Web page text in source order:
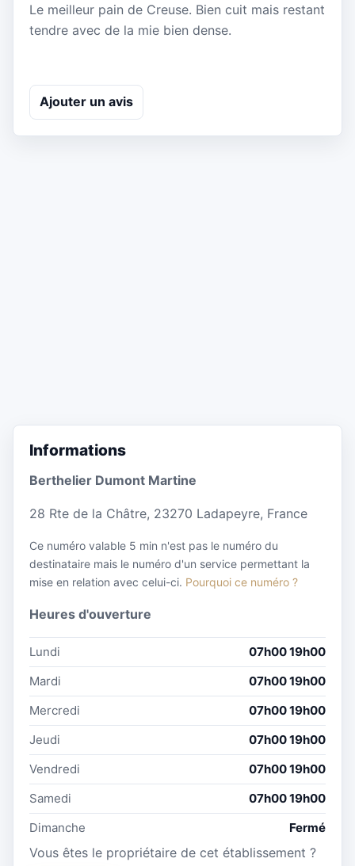
Le meilleur pain de Creuse. Bien cuit mais restant
tendre avec de la mie bien dense.
Ajouter un avis
Informations
Berthelier Dumont Martine
28 Rte de la Châtre, 23270 Ladapeyre, France
Ce numéro valable 5 min n'est pas le numéro du
destinataire mais le numéro d'un service permettant la
mise en relation avec celui-ci. Pourquoi ce numéro ?
Heures d'ouverture
Lundi
07h00 19h00
Mardi
07h00 19h00
Mercredi
07h00 19h00
Jeudi
07h00 19h00
Vendredi
07h00 19h00
Samedi
07h00 19h00
Dimanche
Fermé
Vous êtes le propriétaire de cet établissement ?